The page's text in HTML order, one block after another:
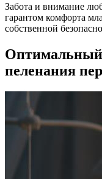
Забота и внимание
гарантом комфорта
собственной
Оптимальный
пеленания